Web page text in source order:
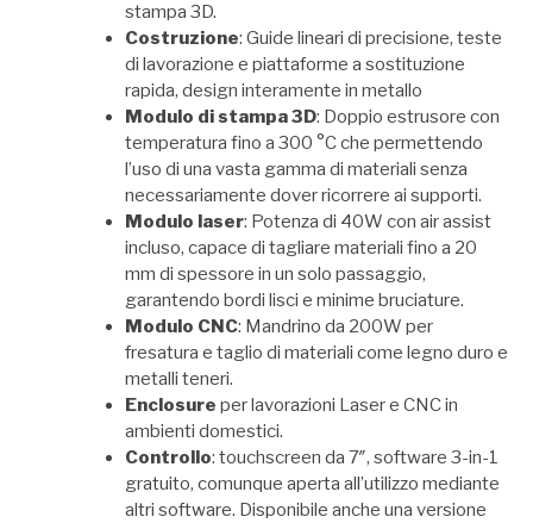
stampa 3D.
Costruzione: Guide lineari di precisione, teste
di lavorazione e piattaforme a sostituzione
rapida, design interamente in metallo
Modulo di stampa 3D: Doppio estrusore con
temperatura fino a 300 °C che permettendo
l’uso di una vasta gamma di materiali senza
necessariamente dover ricorrere ai supporti.
Modulo laser: Potenza di 40W con air assist
incluso, capace di tagliare materiali fino a 20
mm di spessore in un solo passaggio,
garantendo bordi lisci e minime bruciature.
Modulo CNC: Mandrino da 200W per
fresatura e taglio di materiali come legno duro e
metalli teneri.
Enclosure per lavorazioni Laser e CNC in
ambienti domestici.
Controllo: touchscreen da 7″, software 3-in-1
gratuito, comunque aperta all’utilizzo mediante
altri software. Disponibile anche una versione